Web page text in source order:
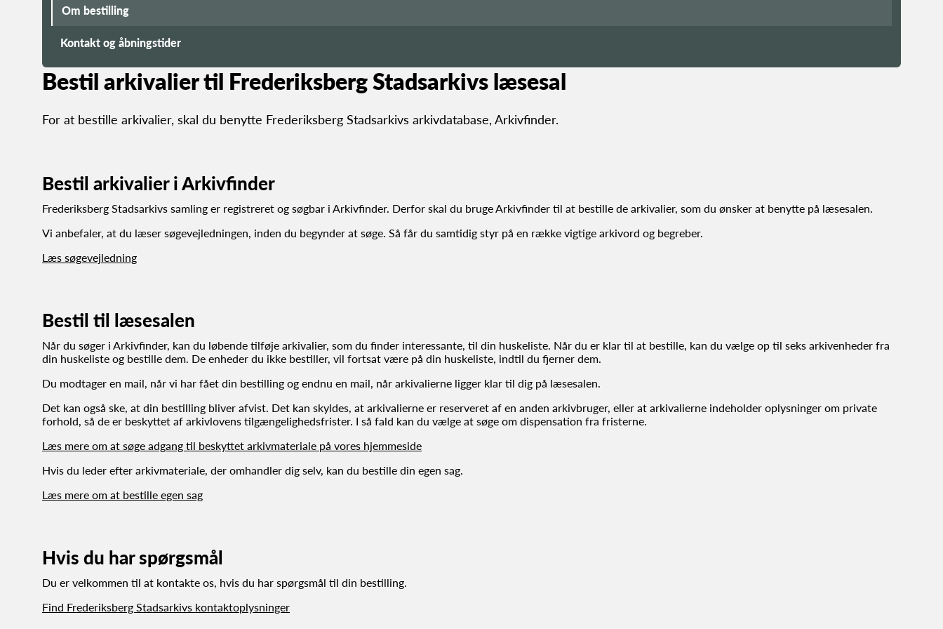
Om bestilling
Kontakt og åbningstider
Bestil arkivalier til Frederiksberg Stadsarkivs læsesal
For at bestille arkivalier, skal du benytte Frederiksberg Stadsarkivs arkivdatabase, Arkivfinder.
Bestil arkivalier i Arkivfinder
Frederiksberg Stadsarkivs samling er registreret og søgbar i Arkivfinder. Derfor skal du bruge Arkivfinder til at bestille de arkivalier, som du ønsker at benytte på læsesalen.
Vi anbefaler, at du læser søgevejledningen, inden du begynder at søge. Så får du samtidig styr på en række vigtige arkivord og begreber.
Læs søgevejledning
Bestil til læsesalen
Når du søger i Arkivfinder, kan du løbende tilføje arkivalier, som du finder interessante, til din huskeliste. Når du er klar til at bestille, kan du vælge op til seks arkivenheder fra
din huskeliste og bestille dem. De enheder du ikke bestiller, vil fortsat være på din huskeliste, indtil du fjerner dem.
Du modtager en mail, når vi har fået din bestilling og endnu en mail, når arkivalierne ligger klar til dig på læsesalen.
Det kan også ske, at din bestilling bliver afvist. Det kan skyldes, at arkivalierne er reserveret af en anden arkivbruger, eller at arkivalierne indeholder oplysninger om private
forhold, så de er beskyttet af arkivlovens tilgængelighedsfrister. I så fald kan du vælge at søge om dispensation fra fristerne.
Læs mere om at søge adgang til beskyttet arkivmateriale på vores hjemmeside
Hvis du leder efter arkivmateriale, der omhandler dig selv, kan du bestille din egen sag.
Læs mere om at bestille egen sag
Hvis du har spørgsmål
Du er velkommen til at kontakte os, hvis du har spørgsmål til din bestilling.
Find Frederiksberg Stadsarkivs kontaktoplysninger